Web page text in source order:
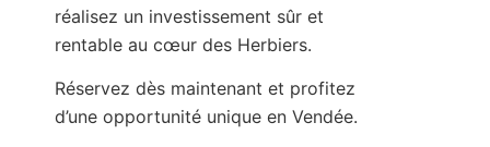
réalisez un investissement sûr et
rentable au cœur des Herbiers.
Réservez dès maintenant et profitez
d’une opportunité unique en Vendée.